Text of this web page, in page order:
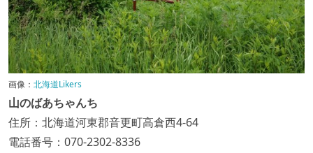
画像： 北海道Likers
山のばあちゃんち
住所：北海道河東郡音更町高倉西4-64
電話番号 ： 070-2302-8336